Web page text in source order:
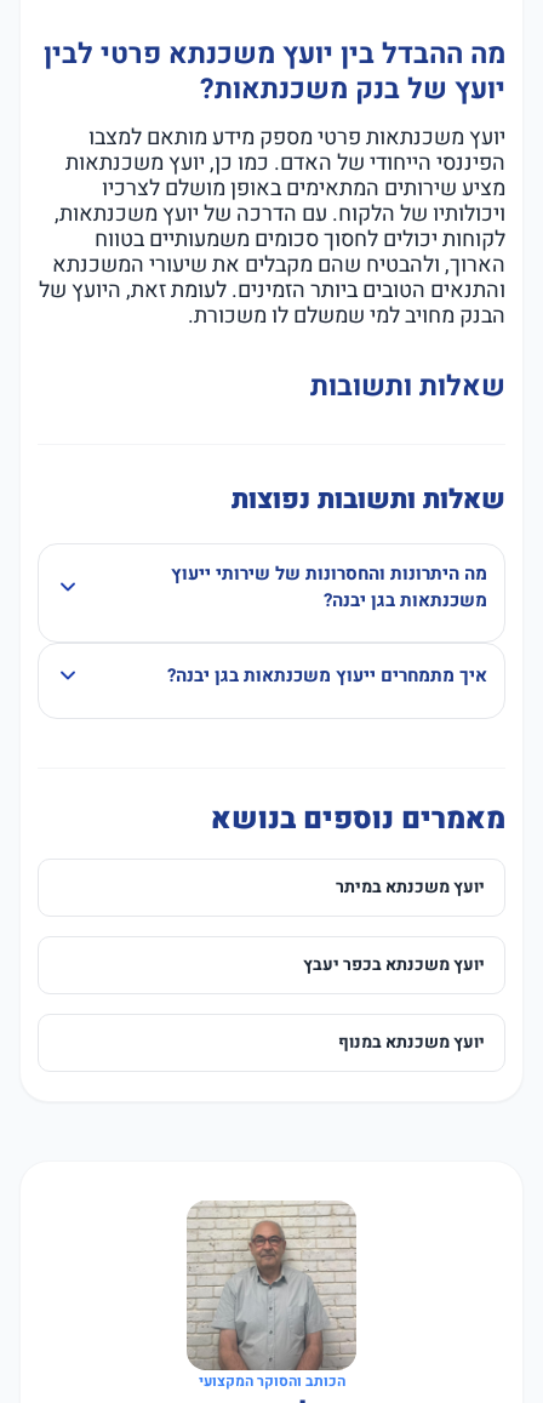
מה ההבדל בין יועץ משכנתא פרטי לבין
יועץ של בנק משכנתאות?
יועץ משכנתאות פרטי מספק מידע מותאם למצבו
הפיננסי הייחודי של האדם. כמו כן, יועץ משכנתאות
מציע שירותים המתאימים באופן מושלם לצרכיו
ויכולותיו של הלקוח. עם הדרכה של יועץ משכנתאות,
לקוחות יכולים לחסוך סכומים משמעותיים בטווח
הארוך, ולהבטיח שהם מקבלים את שיעורי המשכנתא
והתנאים הטובים ביותר הזמינים. לעומת זאת, היועץ של
הבנק מחויב למי שמשלם לו משכורת.
שאלות ותשובות
שאלות ותשובות נפוצות
מה היתרונות והחסרונות של שירותי ייעוץ
משכנתאות בגן יבנה?
איך מתמחרים ייעוץ משכנתאות בגן יבנה?
מאמרים נוספים בנושא
יועץ משכנתא במיתר
יועץ משכנתא בכפר יעבץ
יועץ משכנתא במנוף
הכותב והסוקר המקצועי